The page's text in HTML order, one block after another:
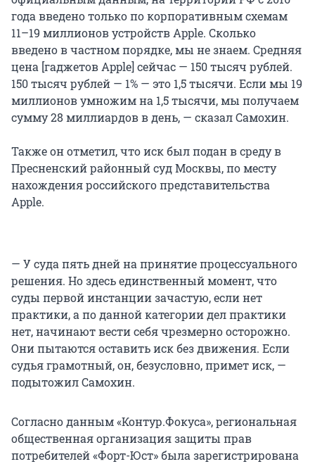
года введено только по корпоративным схемам
11–19 миллионов устройств Apple. Сколько
введено в частном порядке, мы не знаем. Средняя
цена [гаджетов Apple] сейчас — 150 тысяч рублей.
150 тысяч рублей — 1% — это 1,5 тысячи. Если мы 19
миллионов умножим на 1,5 тысячи, мы получаем
сумму 28 миллиардов в день, — сказал Самохин.
Также он отметил, что иск был подан в среду в
Пресненский районный суд Москвы, по месту
нахождения российского представительства
Apple.
— У суда пять дней на принятие процессуального
решения. Но здесь единственный момент, что
суды первой инстанции зачастую, если нет
практики, а по данной категории дел практики
нет, начинают вести себя чрезмерно осторожно.
Они пытаются оставить иск без движения. Если
судья грамотный, он, безусловно, примет иск, —
подытожил Самохин.
Согласно данным «Контур.Фокуса», региональная
общественная организация защиты прав
потребителей «Форт-Юст» была зарегистрирована